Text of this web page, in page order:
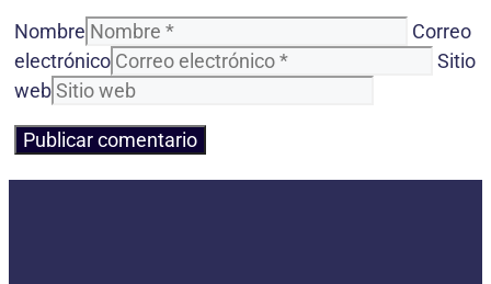
Nombre
Correo
electrónico
Sitio
web